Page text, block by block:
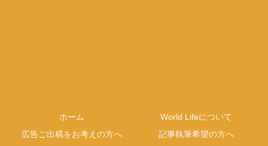
ホーム
World Lifeについて
広告ご出稿をお考えの方へ
記事執筆希望の方へ